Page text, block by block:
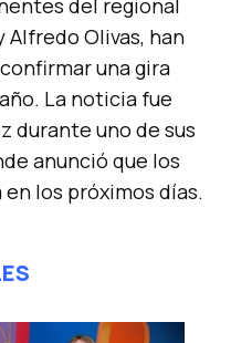
del regional
Alfredo Olivas, han
una gira
La noticia fue
durante uno de sus
anunció que los
los próximos días.